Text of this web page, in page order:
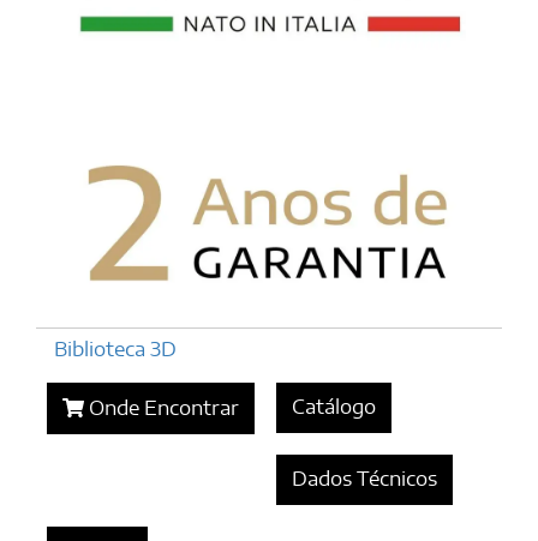
Biblioteca 3D
Onde Encontrar Catálogo
Dados Técnicos